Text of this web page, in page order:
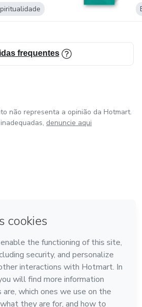
frequentes
não representa a opinião da Hotmart.
denuncie aqui
do México